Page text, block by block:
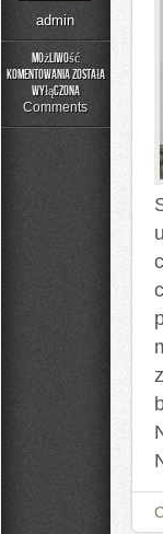
admin
Możliwość
komentowania
Catering
została
wyłączona
Comments